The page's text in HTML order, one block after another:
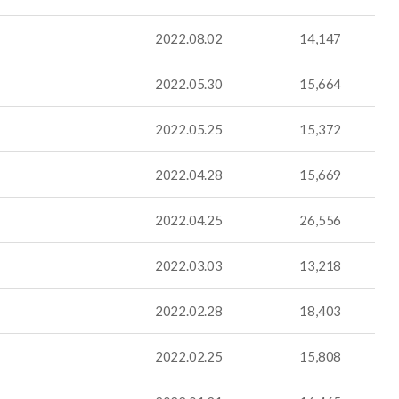
2022.08.02 14,147
2022.05.30 15,664
2022.05.25 15,372
2022.04.28 15,669
2022.04.25 26,556
2022.03.03 13,218
2022.02.28 18,403
2022.02.25 15,808